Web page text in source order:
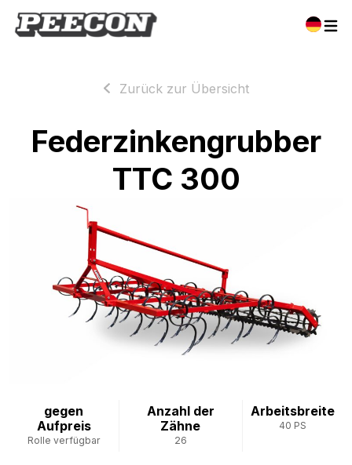
Zurück zur Übersicht
Federzinkengrubber
TTC 300
gegen
Aufpreis
Rolle verfügbar
Anzahl der
Zähne
26
Arbeitsbreite
40 PS